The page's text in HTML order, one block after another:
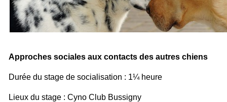
Approches sociales aux contacts des autres chiens
Durée du stage de socialisation : 1¼ heure
Lieux du stage : Cyno Club Bussigny